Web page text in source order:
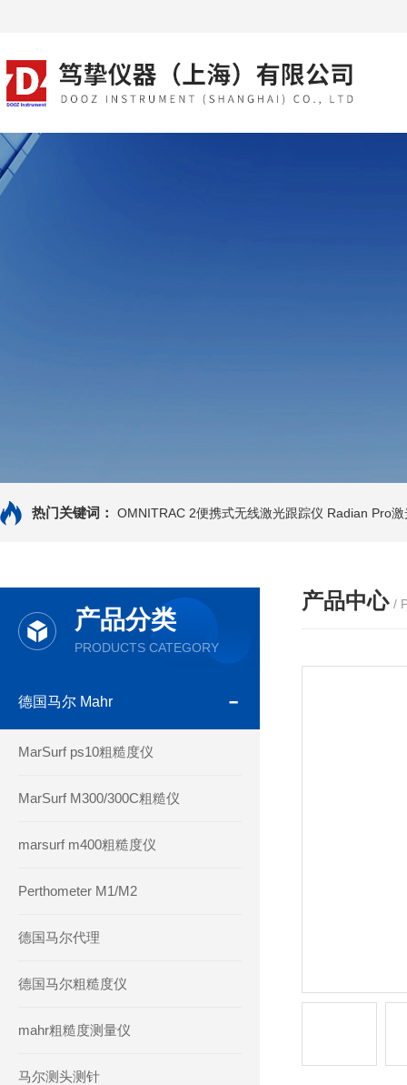
热门关键词： OMNITRAC 2便携式无线激光跟踪仪 Radian Pro
产品分类
PRODUCTS CATEGORY
德国马尔 Mahr
MarSurf ps10粗糙度仪
MarSurf M300/300C粗糙仪
marsurf m400粗糙度仪
Perthometer M1/M2
德国马尔代理
德国马尔粗糙度仪
mahr粗糙度测量仪
马尔测头测针
产品中心 /